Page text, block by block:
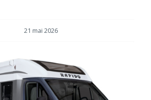
21 mai 2026